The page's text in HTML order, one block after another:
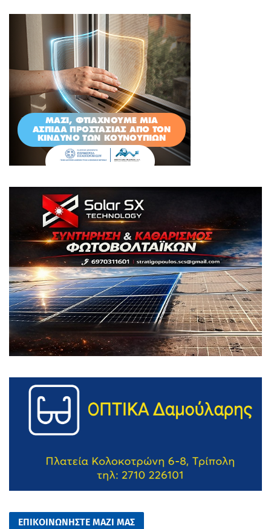
ΕΠΙΚΟΙΝΩΝΗΣΤΕ ΜΑΖΙ ΜΑΣ